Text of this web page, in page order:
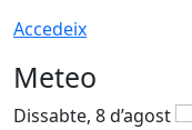
Accedeix
Meteo
Dissabte, 8 d’agost